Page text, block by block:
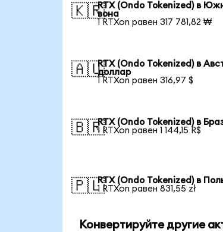
🇰🇷RTX (Ondo Tokenized) в
вона
1 RTXon равен 317 781,82 ₩
🇦🇺RTX (Ondo Tokenized) в
доллар
1 RTXon равен 316,97 $
🇧🇷RTX (Ondo Tokenized) в
1 RTXon равен 1 144,15 R$
🇵🇱RTX (Ondo Tokenized) в
1 RTXon равен 831,55 zł
Конвертируйте другие